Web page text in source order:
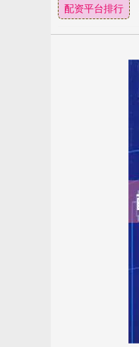
配资平台排行